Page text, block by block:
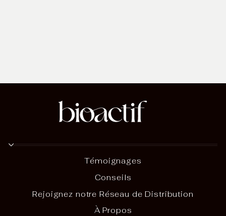
Témoignages
Conseils
Rejoignez notre Réseau de Distribution
À Propos